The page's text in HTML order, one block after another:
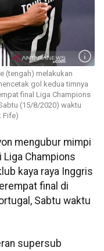
(tengah) melakukan
gol kedua timnya
final Liga Champions
(15/8/2020) waktu
Fife)
mengubur mimpi
Champions
kaya raya Inggris
final di
Sabtu waktu
supersub